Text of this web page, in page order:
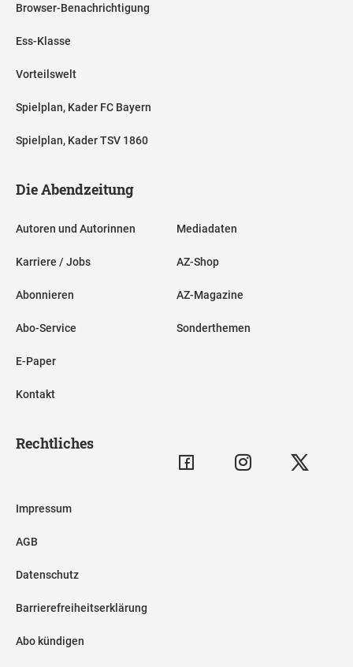
Browser-Benachrichtigung
Ess-Klasse
Vorteilswelt
Spielplan, Kader FC Bayern
Spielplan, Kader TSV 1860
Die Abendzeitung
Autoren und Autorinnen
Karriere / Jobs
Abonnieren
Abo-Service
E-Paper
Kontakt
Mediadaten
AZ-Shop
AZ-Magazine
Sonderthemen
Rechtliches
Impressum
AGB
Datenschutz
Barrierefreiheitserklärung
Abo kündigen